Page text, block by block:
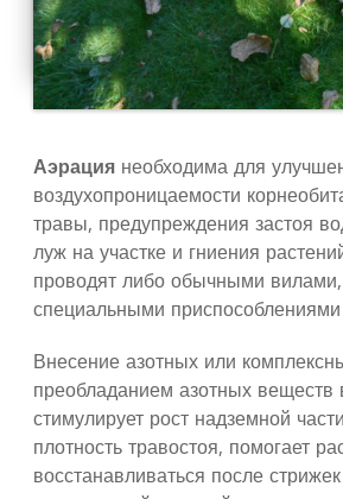
Аэрация необходима для
воздухопроницаемости
травы, предупреждения застоя
луж на участке и гниения
проводят либо обычными
специальными
Внесение азотных или
преобладанием азотных веществ
стимулирует рост надземной
плотность травостоя, помогает
восстанавливаться после